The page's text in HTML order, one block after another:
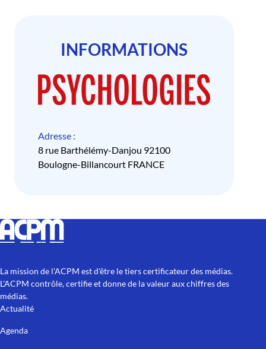
INFORMATIONS
Adresse :
8 rue Barthélémy-Danjou 92100
Boulogne-Billancourt FRANCE
La mission de l'ACPM est d'être le tiers certificateur des médias.
L'ACPM contrôle, certifie et donne de la valeur aux chiffres des
médias.
Actualité
Agenda